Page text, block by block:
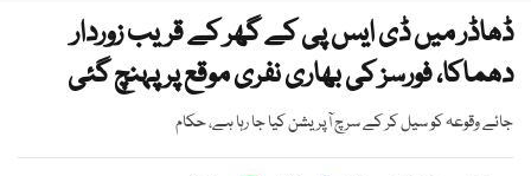
ڈھاڈر میں ڈی ایس پی کے گھر کے قریب زوردار
دھماکا، فورسز کی بھاری نفری موقع پر پہنچ گئی
جائے وقوعہ کو سیل کر کے سرچ آپریشن کیا جا رہا ہے، حکام